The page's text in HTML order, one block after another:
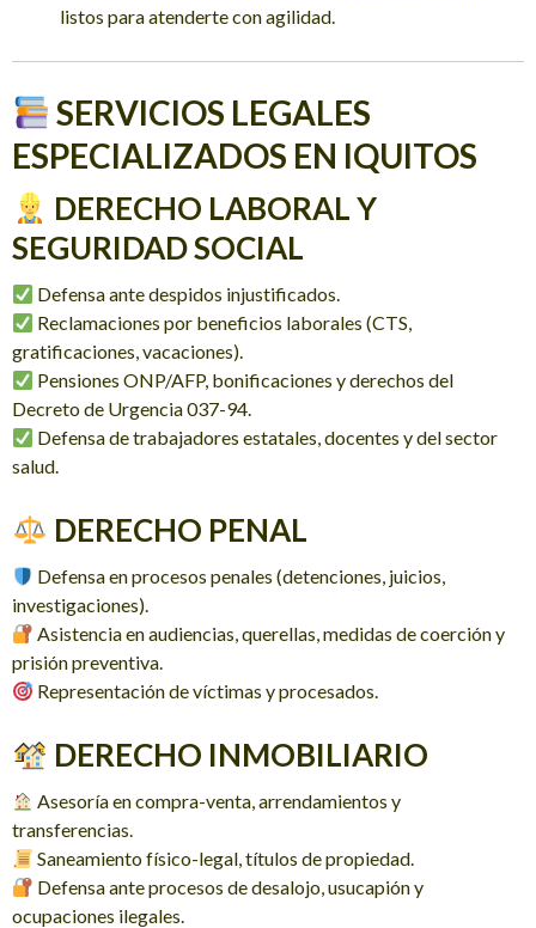
listos para atenderte con agilidad.
SERVICIOS LEGALES
ESPECIALIZADOS EN IQUITOS
DERECHO LABORAL Y
SEGURIDAD SOCIAL
Defensa ante despidos injustificados.
Reclamaciones por beneficios laborales (CTS,
gratificaciones, vacaciones).
Pensiones ONP/AFP, bonificaciones y derechos del
Decreto de Urgencia 037-94.
Defensa de trabajadores estatales, docentes y del sector
salud.
DERECHO PENAL
Defensa en procesos penales (detenciones, juicios,
investigaciones).
Asistencia en audiencias, querellas, medidas de coerción y
prisión preventiva.
Representación de víctimas y procesados.
DERECHO INMOBILIARIO
Asesoría en compra-venta, arrendamientos y
transferencias.
Saneamiento físico-legal, títulos de propiedad.
Defensa ante procesos de desalojo, usucapión y
ocupaciones ilegales.